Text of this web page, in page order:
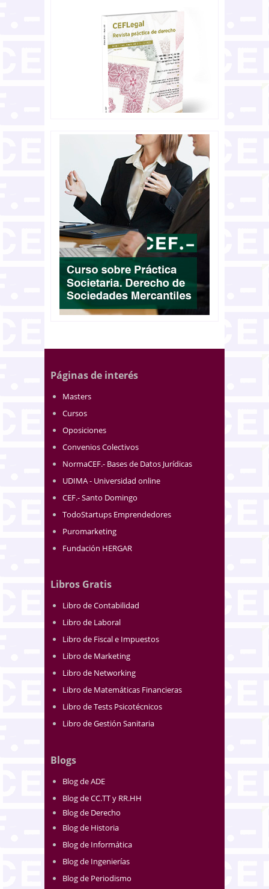
Páginas de interés
Masters
Cursos
Oposiciones
Convenios Colectivos
NormaCEF.- Bases de Datos Jurídicas
UDIMA - Universidad online
CEF.- Santo Domingo
TodoStartups Emprendedores
Puromarketing
Fundación HERGAR
Libros Gratis
Libro de Contabilidad
Libro de Laboral
Libro de Fiscal e Impuestos
Libro de Marketing
Libro de Networking
Libro de Matemáticas Financieras
Libro de Tests Psicotécnicos
Libro de Gestión Sanitaria
Blogs
Blog de ADE
Blog de CC.TT y RR.HH
Blog de Derecho
Blog de Historia
Blog de Informática
Blog de Ingenierías
Blog de Periodismo